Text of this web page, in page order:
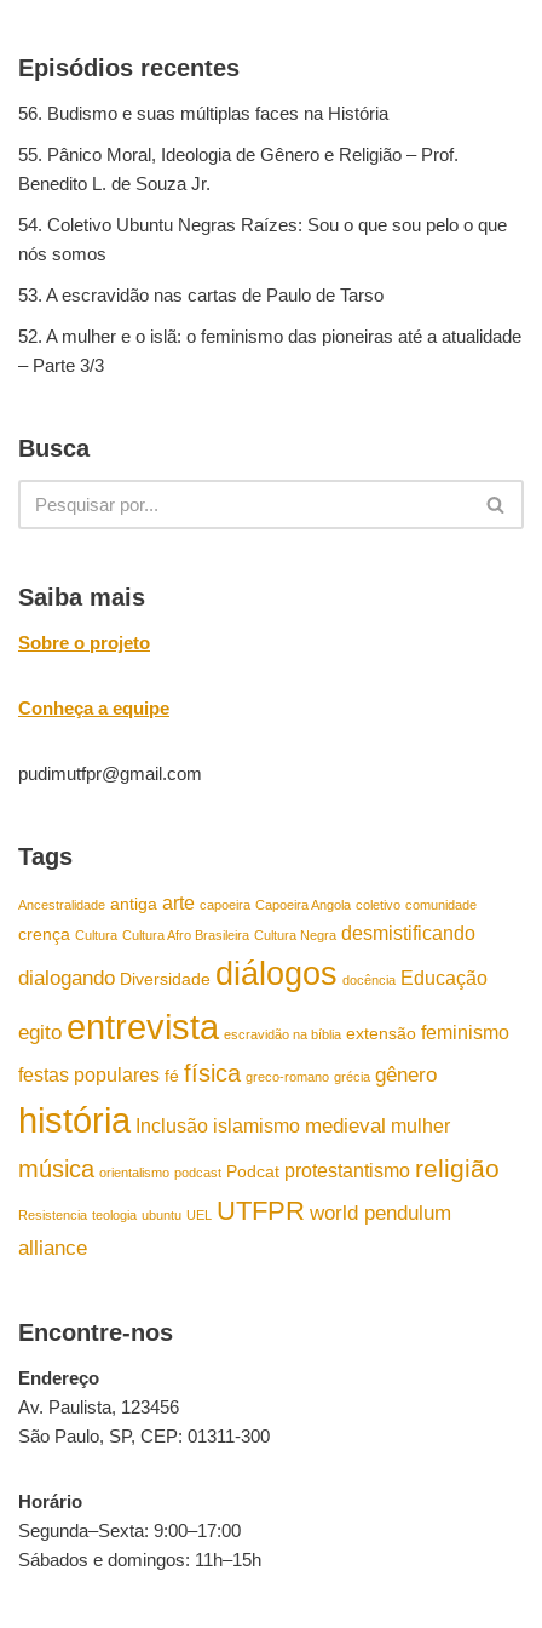
Episódios recentes
56. Budismo e suas múltiplas faces na História
55. Pânico Moral, Ideologia de Gênero e Religião – Prof.
Benedito L. de Souza Jr.
54. Coletivo Ubuntu Negras Raízes: Sou o que sou pelo o que
nós somos
53. A escravidão nas cartas de Paulo de Tarso
52. A mulher e o islã: o feminismo das pioneiras até a atualidade
– Parte 3/3
Busca
Saiba mais
Sobre o projeto
Conheça a equipe
pudimutfpr@gmail.com
Tags
Ancestralidade antiga arte capoeira Capoeira Angola coletivo comunidade
crença Cultura Cultura Afro Brasileira Cultura Negra desmistificando
dialogando Diversidade diálogos docência Educação
egito entrevista escravidão na bíblia extensão feminismo
festas populares fé física greco-romano grécia gênero
história Inclusão islamismo medieval mulher
música orientalismo podcast Podcat protestantismo religião
Resistencia teologia ubuntu UEL UTFPR world pendulum
alliance
Encontre-nos
Endereço
Av. Paulista, 123456
São Paulo, SP, CEP: 01311-300
Horário
Segunda–Sexta: 9:00–17:00
Sábados e domingos: 11h–15h